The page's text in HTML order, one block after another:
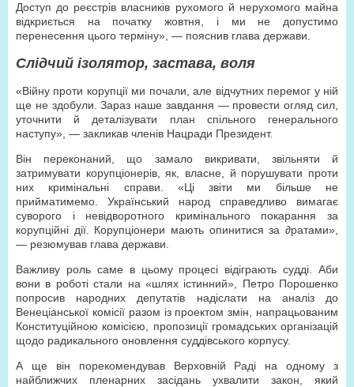
Доступ до реєстрів власників рухомого й нерухомого майна
відкриється на початку жовтня, і ми не допустимо
перенесення цього терміну», — пояснив глава держави.
Слідчий ізолятор, застава, воля
«Війну проти корупції ми почали, але відчутних перемог у ній
ще не здобули. Зараз наше завдання — провести огляд сил,
уточнити й деталізувати план спільного генерального
наступу», — закликав членів Нацради Президент.
Він переконаний, що замало викривати, звільняти й
затримувати корупціонерів, як, власне, й порушувати проти
них кримінальні справи. «Ці звіти ми більше не
прийматимемо. Український народ справедливо вимагає
суворого і невідворотного кримінального покарання за
корупційні дії. Корупціонери мають опинитися за ∂ратами»,
— резюмував глава держави.
Важливу роль саме в цьому процесі відіграють судді. Аби
вони в роботі стали на «шлях істинний», Петро Порошенко
попросив народних депутатів надіслати на аналіз до
Венеціанської комісії разом із проектом змін, напрацьованим
Конституційною комісією, пропозиції громадських організацій
щодо радикального оновлення суддівського корпусу.
А ще він порекомендував Верховній Раді на одному з
найближчих пленарних засідань ухвалити закон, який